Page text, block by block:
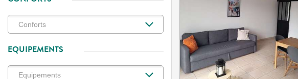
EQUIPEMENTS